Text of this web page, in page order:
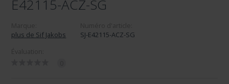
E42115-ACZ-SG
plus de Sif Jakobs
SJ-E42115-ACZ-SG